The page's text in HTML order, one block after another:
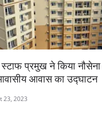
स्टाफ प्रमुख ने किया
आवास का उद्घाटन
23, 2023